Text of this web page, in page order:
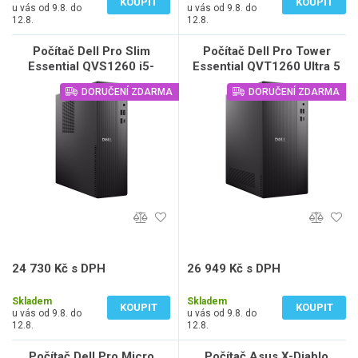
u vás od 9.8. do
12.8.
u vás od 9.8. do
12.8.
Počítač Dell Pro Slim
Essential QVS1260 i5-
14400, 16GB, 512GB SSD,
W11 Pro, 3Y NBD
DORUČENÍ ZDARMA
24 730 Kč s DPH
Skladem
u vás od 9.8. do
12.8.
KOUPIT
Počítač Dell Pro Tower
Essential QVT1260 Ultra 5
225/ 16GB/ 512GB SSD/
Intel Graphics/ W11Pro/ 3Y
DORUČENÍ ZDARMA
26 949 Kč s DPH
Skladem
u vás od 9.8. do
12.8.
KOUPIT